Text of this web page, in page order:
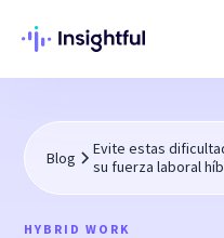
Blog
Evite estas
su fuerza laboral
HYBRID WORK